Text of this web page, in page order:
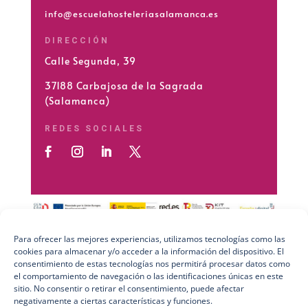
Para ofrecer las mejores experiencias, utilizamos tecnologías como las
cookies para almacenar y/o acceder a la información del dispositivo. El
consentimiento de estas tecnologías nos permitirá procesar datos como
el comportamiento de navegación o las identificaciones únicas en este
sitio. No consentir o retirar el consentimiento, puede afectar
negativamente a ciertas características y funciones.
info@escuelahosteleriasalamanca.es
DIRECCIÓN
Calle Segunda, 39
37188 Carbajosa de la Sagrada
(Salamanca)
REDES SOCIALES
Preguntas Frecuentes (FAQs)
Aviso Legal